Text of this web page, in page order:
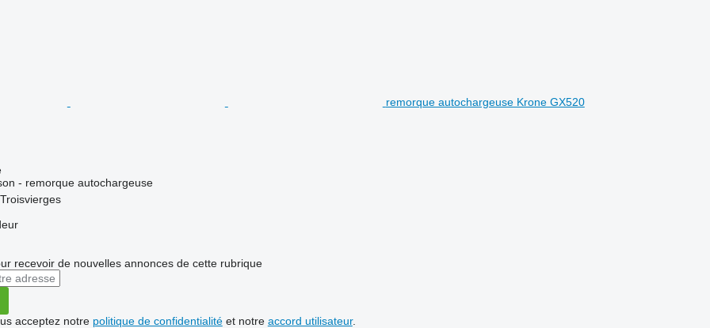
remorque autochargeuse Krone GX520
- remorque autochargeuse
recevoir de nouvelles annonces de cette rubrique
acceptez notre politique de confidentialitéet notre accord utilisateur.